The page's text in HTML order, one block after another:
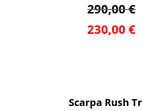
290,00 €
230,00 €
Scarpa Rush